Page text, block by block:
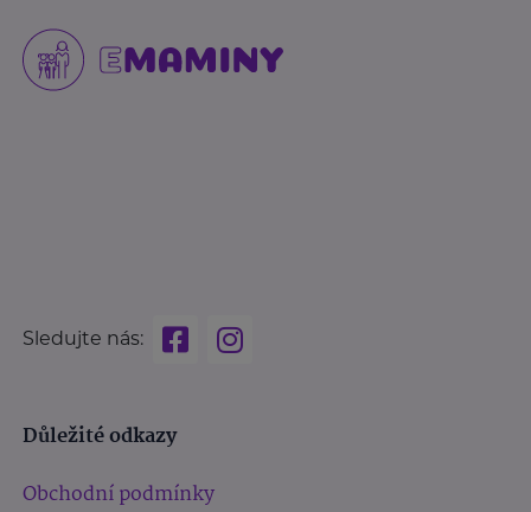
Sledujte nás:
Důležité odkazy
Obchodní podmínky